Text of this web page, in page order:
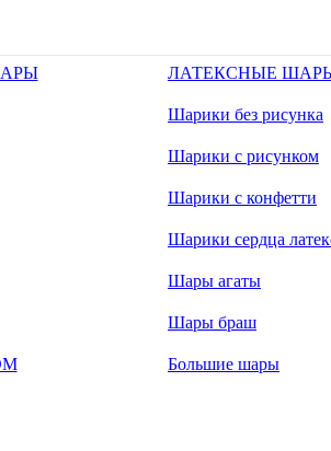
ЛАТЕКСНЫЕ
Шарики без рисунка
Шарики с рисунком
Шарики с конфетти
Шарики сердца
Шары агаты
Шары браш
Большие шары